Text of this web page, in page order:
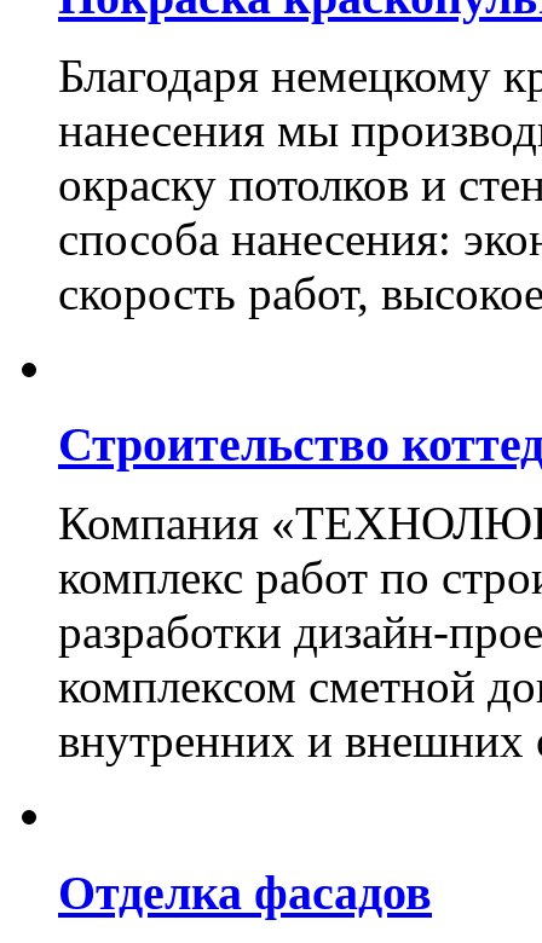
Благодаря немецкому
нанесения мы
окраску потолков и
способа нанесения:
скорость работ,
Строительство
Компания
комплекс работ по
разработки дизайн-
комплексом сметной
внутренних и внешних
Отделка фасадов